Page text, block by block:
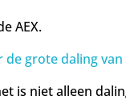
AEX.
grote daling van
is niet alleen